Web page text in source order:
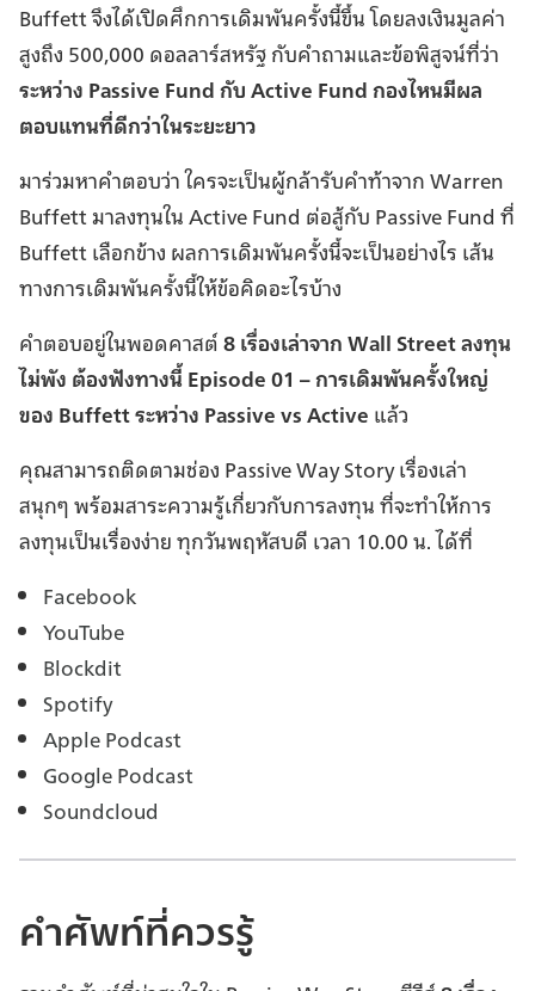
Buffett จึงได้เปิดศึกการเดิมพันครั้งนี้ขึ้น โดยลงเงินมูลค่า
สูงถึง 500,000 ดอลลาร์สหรัฐ กับคำถามและข้อพิสูจน์ที่ว่า
ระหว่าง Passive Fund กับ Active Fund กองไหนมีผล
ตอบแทนที่ดีกว่าในระยะยาว
มาร่วมหาคำตอบว่า ใครจะเป็นผู้กล้ารับคำท้าจาก Warren
Buffett มาลงทุนใน Active Fund ต่อสู้กับ Passive Fund ที่
Buffett เลือกข้าง ผลการเดิมพันครั้งนี้จะเป็นอย่างไร เส้น
ทางการเดิมพันครั้งนี้ให้ข้อคิดอะไรบ้าง
คำตอบอยู่ในพอดคาสต์8 เรื่องเล่าจาก Wall Street ลงทุน
ไม่พัง ต้องฟังทางนี้ Episode 01 – การเดิมพันครั้งใหญ่
ของ Buffett ระหว่าง Passive vs Active แล้ว
คุณสามารถติดตามช่อง Passive Way Story เรื่องเล่า
สนุกๆ พร้อมสาระความรู้เกี่ยวกับการลงทุน ที่จะทำให้การ
ลงทุนเป็นเรื่องง่าย ทุกวันพฤหัสบดี เวลา 10.00 น. ได้ที่
Facebook
YouTube
Blockdit
Spotify
Apple Podcast
Google Podcast
Soundcloud
คำศัพท์ที่ควรรู้